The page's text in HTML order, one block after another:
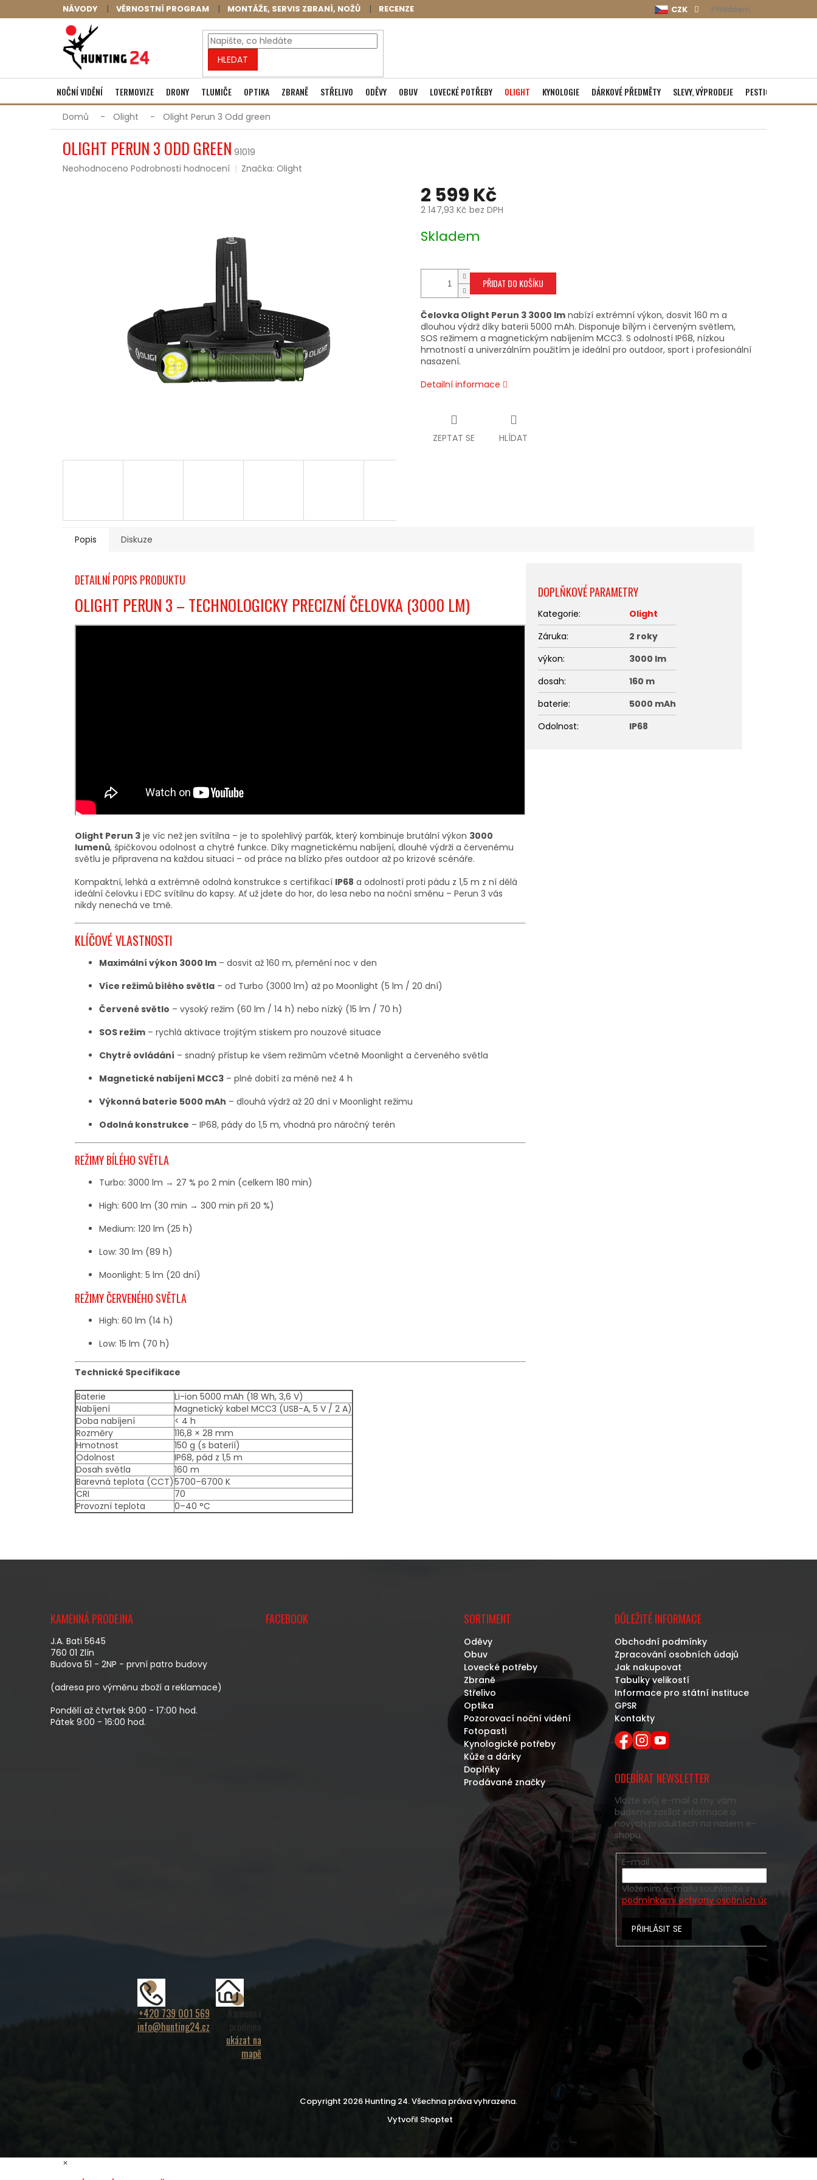
na
NÁVODY VĚRNOSTNÍ PROGRAM MONTÁŽE, SERVIS ZBRANÍ, NOŽŮ RECENZE CZK Přihlášení
HLEDAT
NÁKUPNÍ
KOŠÍK
Prázdný košík
NOČNÍ VIDĚNÍ TERMOVIZE DRONY TLUMIČE OPTIKA ZBRANĚ STŘELIVO ODĚVY OBUV LOVECKÉ POTŘEBY OLIGHT KYNOLOGIE DÁRKOVÉ PŘEDMĚTY SLEVY, VÝPRODEJE PESTICIDY
Domů Olight Olight Perun 3 Odd green
OLIGHT PERUN 3 ODD GREEN 91019
Průměrné
Neohodnoceno Podrobnosti hodnocení Značka:Olight
2 599 Kč
2 147,93 Kč bez DPH
cena:
Skladem
PŘIDAT DO KOŠÍKU
Čelovka Olight Perun 3 3000 lm nabízí extrémní výkon, dosvit 160 m a
dlouhou výdrž díky baterii 5000 mAh. Disponuje bílým i červeným světlem,
SOS režimem a magnetickým nabíjením MCC3. S odolností IP68, nízkou
hmotností a univerzálním použitím je ideální pro outdoor, sport i profesionální
nasazení.
Detailní informace
ZEPTAT SE HLÍDAT
Popis Diskuze
DETAILNÍ POPIS PRODUKTU
OLIGHT PERUN 3 – TECHNOLOGICKY PRECIZNÍ ČELOVKA (3000 LM)
Olight Perun 3 je víc než jen svítilna – je to spolehlivý parťák, který kombinuje brutální výkon 3000
lumenů, špičkovou odolnost a chytré funkce. Díky magnetickému nabíjení, dlouhé výdrži a červenému
světlu je připravena na každou situaci – od práce na blízko přes outdoor až po krizové scénáře.
Kompaktní, lehká a extrémně odolná konstrukce s certifikací IP68 a odolností proti pádu z 1,5 m z ní dělá
ideální čelovku i EDC svítilnu do kapsy. Ať už jdete do hor, do lesa nebo na noční směnu – Perun 3 vás
nikdy nenechá ve tmě.
KLÍČOVÉ VLASTNOSTI
Maximální výkon 3000 lm – dosvit až 160 m, přemění noc v den
Více režimů bílého světla – od Turbo (3000 lm) až po Moonlight (5 lm / 20 dní)
Červené světlo – vysoký režim (60 lm / 14 h) nebo nízký (15 lm / 70 h)
SOS režim – rychlá aktivace trojitým stiskem pro nouzové situace
Chytré ovládání – snadný přístup ke všem režimům včetně Moonlight a červeného světla
Magnetické nabíjení MCC3 – plné dobití za méně než 4 h
Výkonná baterie 5000 mAh – dlouhá výdrž až 20 dní v Moonlight režimu
Odolná konstrukce – IP68, pády do 1,5 m, vhodná pro náročný terén
REŽIMY BÍLÉHO SVĚTLA
Turbo: 3000 lm → 27 % po 2 min (celkem 180 min)
High: 600 lm (30 min → 300 min při 20 %)
Medium: 120 lm (25 h)
Low: 30 lm (89 h)
Moonlight: 5 lm (20 dní)
REŽIMY ČERVENÉHO SVĚTLA
High: 60 lm (14 h)
Low: 15 lm (70 h)
Technické Specifikace
Baterie
Li-ion 5000 mAh (18 Wh, 3,6 V)
Nabíjení
Magnetický kabel MCC3 (USB-A, 5 V / 2 A)
Doba nabíjení
< 4 h
Rozměry
116,8 × 28 mm
Hmotnost
150 g (s baterií)
Odolnost
IP68, pád z 1,5 m
Dosah světla
160 m
Barevná teplota (CCT)5700–6700 K
CRI
70
Provozní teplota
0–40 °C
DOPLŇKOVÉ PARAMETRY
Kategorie:
Olight
Záruka:
2 roky
výkon:
3000 lm
dosah:
160 m
baterie:
5000 mAh
Odolnost: IP68
KAMENNÁ PRODEJNA
J.A. Bati 5645
760 01 Zlín
Budova 51 - 2NP - první patro budovy
(adresa pro výměnu zboží a reklamace)
Pondělí až čtvrtek 9:00 - 17:00 hod.
Pátek 9:00 - 16:00 hod.
FACEBOOK SORTIMENT
Oděvy
Obuv
Lovecké potřeby
Zbraně
Střelivo
Optika
Pozorovací noční vidění
Fotopasti
Kynologické potřeby
Kůže a dárky
Doplňky
Prodávané značky
DŮLEŽITÉ INFORMACE
Obchodní podmínky
Zpracování osobních údajů
Jak nakupovat
Tabulky velikostí
Informace pro státní instituce
GPSR
Kontakty
ODEBÍRAT NEWSLETTER
Vložte svůj e-mail a my vám
budeme zasílat informace o
nových produktech na našem e-
shopu.
E-mail
Vložením e-mailu souhlasíte s
podmínkami ochrany osobních údajů
PŘIHLÁSIT SE
+420 739 001 569
info@hunting24.cz
Kamenná
prodejna
ukázat na
mapě
Vytvořil Shoptet
Copyright 2026 Hunting 24. Všechna práva vyhrazena.
×